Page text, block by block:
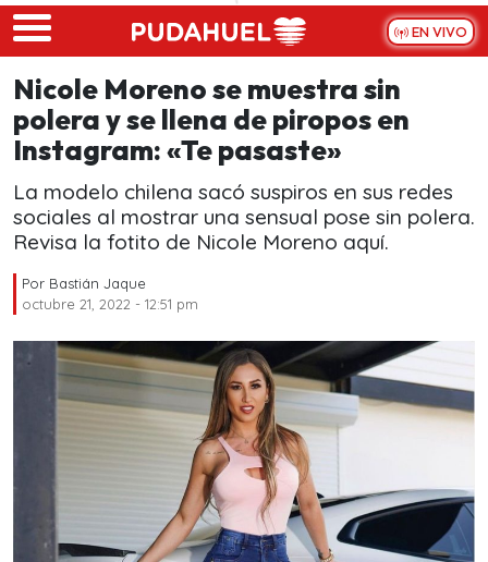
Skip to main content
EN VIVO
Nicole Moreno se muestra sin
polera y se llena de piropos en
Instagram: «Te pasaste»
La modelo chilena sacó suspiros en sus redes
sociales al mostrar una sensual pose sin polera.
Revisa la fotito de Nicole Moreno aquí.
Por Bastián Jaque
octubre 21, 2022 - 12:51 pm